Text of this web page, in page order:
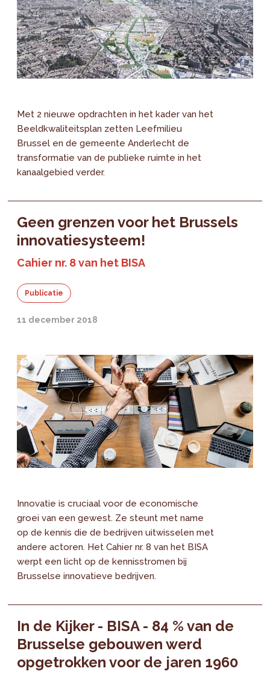
Met 2 nieuwe opdrachten in het kader van het
Beeldkwaliteitsplan zetten Leefmilieu
Brussel en de gemeente Anderlecht de
transformatie van de publieke ruimte in het
kanaalgebied verder.
Geen grenzen voor het Brussels
innovatiesysteem!
Cahier nr. 8 van het BISA
Publicatie
11 december 2018
Innovatie is cruciaal voor de economische
groei van een gewest. Ze steunt met name
op de kennis die de bedrijven uitwisselen met
andere actoren. Het Cahier nr. 8 van het BISA
werpt een licht op de kennisstromen bij
Brusselse innovatieve bedrijven.
In de Kijker - BISA - 84 % van de
Brusselse gebouwen werd
opgetrokken voor de jaren 1960